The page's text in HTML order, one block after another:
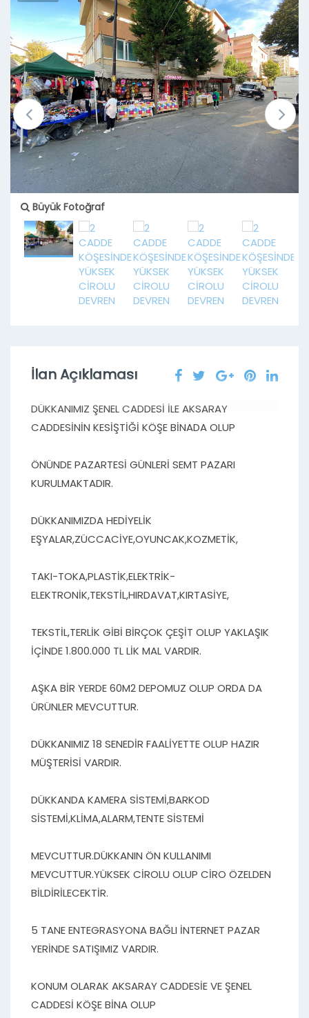
Büyük Fotoğraf
İlan Açıklaması
DÜKKANIMIZ ŞENEL CADDESİ İLE AKSARAY
CADDESİNİN KESİŞTİĞİ KÖŞE BİNADA OLUP
ÖNÜNDE PAZARTESİ GÜNLERİ SEMT PAZARI
KURULMAKTADIR.
DÜKKANIMIZDA HEDİYELİK
EŞYALAR,ZÜCCACİYE,OYUNCAK,KOZMETİK,
TAKI-TOKA,PLASTİK,ELEKTRİK-
ELEKTRONİK,TEKSTİL,HIRDAVAT,KIRTASİYE,
TEKSTİL,TERLİK GİBİ BİRÇOK ÇEŞİT OLUP YAKLAŞIK
İÇİNDE 1.800.000 TL LİK MAL VARDIR.
AŞKA BİR YERDE 60M2 DEPOMUZ OLUP ORDA DA
ÜRÜNLER MEVCUTTUR.
DÜKKANIMIZ 18 SENEDİR FAALİYETTE OLUP HAZIR
MÜŞTERİSİ VARDIR.
DÜKKANDA KAMERA SİSTEMİ,BARKOD
SİSTEMİ,KLİMA,ALARM,TENTE SİSTEMİ
MEVCUTTUR.DÜKKANIN ÖN KULLANIMI
MEVCUTTUR.YÜKSEK CİROLU OLUP CİRO ÖZELDEN
BİLDİRİLECEKTİR.
5 TANE ENTEGRASYONA BAĞLI İNTERNET PAZAR
YERİNDE SATIŞIMIZ VARDIR.
KONUM OLARAK AKSARAY CADDESİE VE ŞENEL
CADDESİ KÖŞE BİNA OLUP